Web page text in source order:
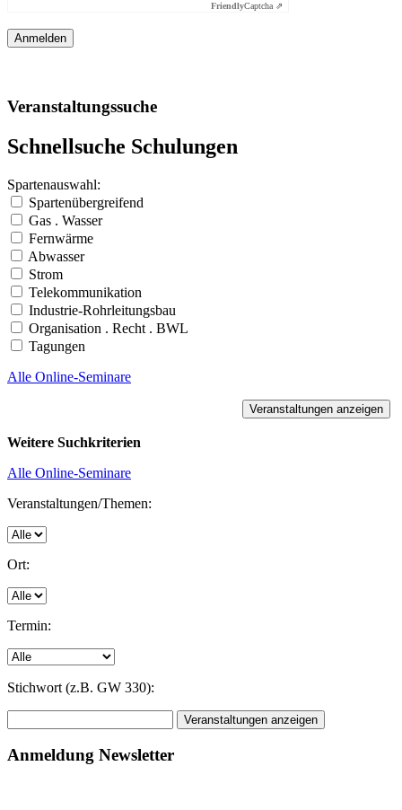
FriendlyCaptcha ⇗
Veranstaltungssuche
Schnellsuche Schulungen
Spartenauswahl:
Spartenübergreifend
Gas . Wasser
Fernwärme
Abwasser
Strom
Telekommunikation
Industrie-Rohrleitungsbau
Organisation . Recht . BWL
Tagungen
Alle Online-Seminare
Weitere Suchkriterien
Alle Online-Seminare
Veranstaltungen/Themen:
Ort:
Termin:
Stichwort (z.B. GW 330):
Anmeldung Newsletter